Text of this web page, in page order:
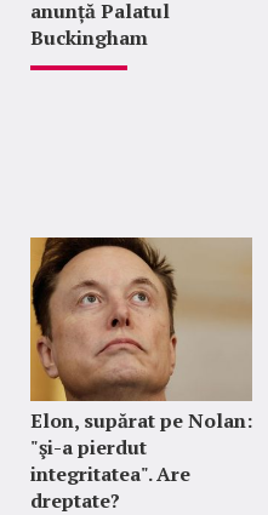
anunță Palatul
Buckingham
Elon, supărat pe Nolan:
"şi-a pierdut
integritatea". Are
dreptate?